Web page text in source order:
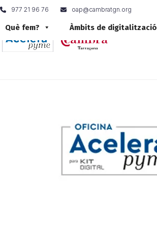
Skip
to
content
977 21 96 76 oap@cambratgn.org
Què fem? Àmbits de digitalització